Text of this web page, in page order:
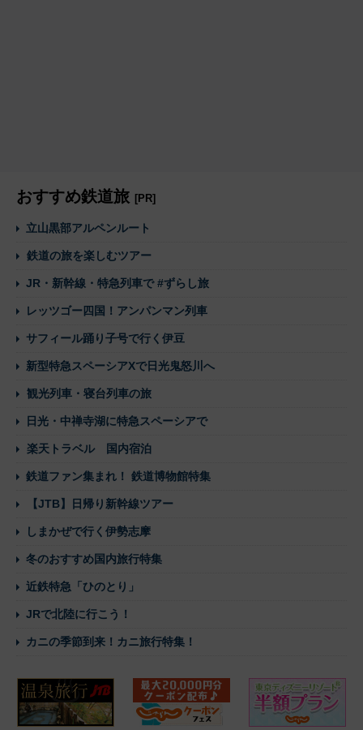
おすすめ鉄道旅 [PR]
立山黒部アルペンルート
鉄道の旅を楽しむツアー
JR・新幹線・特急列車で #ずらし旅
レッツゴー四国！アンパンマン列車
サフィール踊り子号で行く伊豆
新型特急スペーシアXで日光鬼怒川へ
観光列車・寝台列車の旅
日光・中禅寺湖に特急スペーシアで
楽天トラベル 国内宿泊
鉄道ファン集まれ！ 鉄道博物館特集
【JTB】日帰り新幹線ツアー
しまかぜで行く伊勢志摩
冬のおすすめ国内旅行特集
近鉄特急「ひのとり」
JRで北陸に行こう！
カニの季節到来！カニ旅行特集！